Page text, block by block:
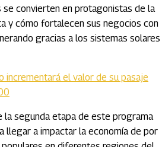
convierten en protagonistas de la
y cómo fortalecen sus negocios con
gracias a los sistemas solares
incrementará el valor de su pasaje
la segunda etapa de este programa
llegar a impactar la economía de por